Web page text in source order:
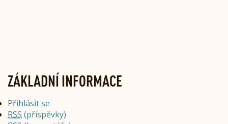
ZÁKLADNÍ INFORMACE
Přihlásit se
RSS (příspěvky)